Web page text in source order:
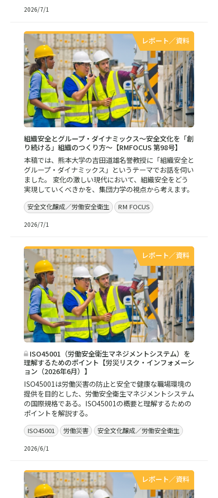
2026/7/1
レポート／資料
組織安全とグループ・ダイナミックス〜安全文化を「創
り続ける」組織のつくり方〜【RMFOCUS 第98号】
本稿では、熊本大学の吉田道雄名誉教授に「組織安全と
グループ・ダイナミックス」というテーマでお話を伺い
ました。 変化の激しい現代において、組織安全をどう
実現していくべきかを、集団力学の視点から考えます。
安全文化醸成／労働安全衛生 RM FOCUS
2026/7/1
レポート／資料
ISO45001（労働安全衛生マネジメントシステム）を
理解するためのポイント【労災リスク・インフォメーシ
ョン（2026年6月）】
ISO45001は労働災害の防止と安全で健康な職場環境の
提供を目的とした、労働安全衛生マネジメントシステム
の国際規格である。ISO45001の概要と理解するための
ポイントを解説する。
ISO45001 労働災害 安全文化醸成／労働安全衛生
2026/6/1
レポート／資料